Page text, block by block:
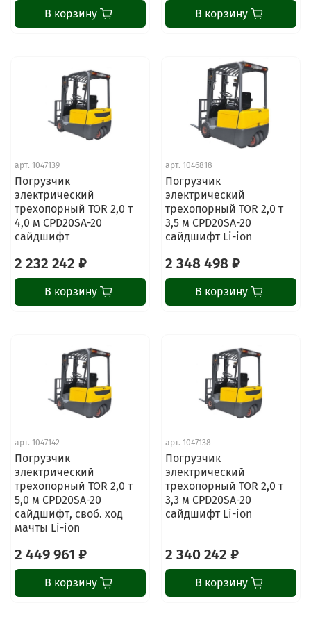
В корзину В корзину
арт. 1047139
Погрузчик
электрический
трехопорный TOR 2,0 т
4,0 м CPD20SA-20
сайдшифт
2 232 242 ₽
В корзину
арт. 1046818
Погрузчик
электрический
трехопорный TOR 2,0 т
3,5 м CPD20SA-20
сайдшифт Li-ion
2 348 498 ₽
В корзину
арт. 1047142
Погрузчик
электрический
трехопорный TOR 2,0 т
5,0 м CPD20SA-20
сайдшифт, своб. ход
мачты Li-ion
2 449 961 ₽
В корзину
арт. 1047138
Погрузчик
электрический
трехопорный TOR 2,0 т
3,3 м CPD20SA-20
сайдшифт Li-ion
2 340 242 ₽
В корзину